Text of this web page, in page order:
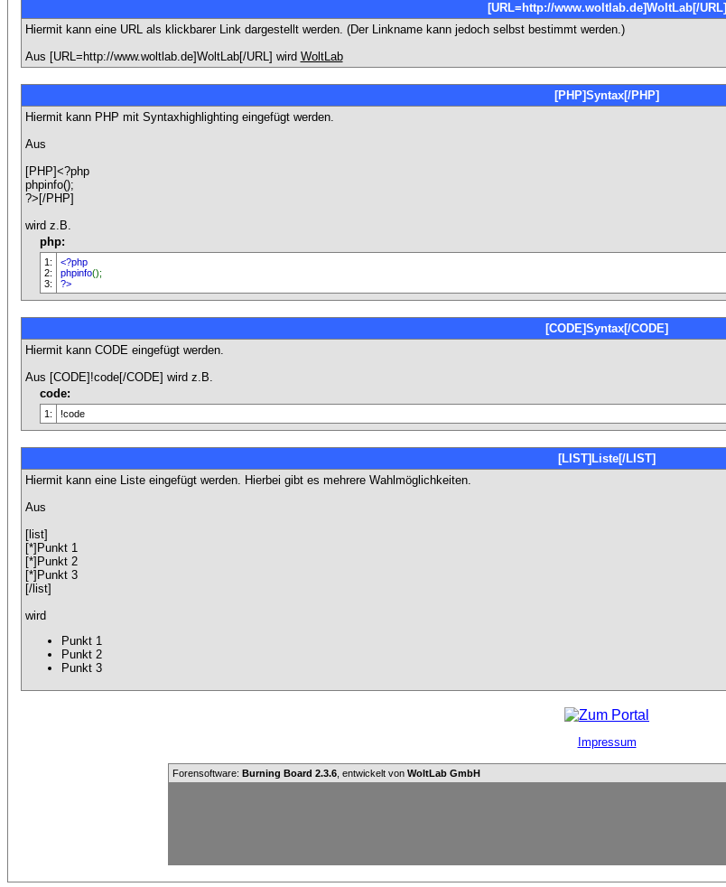
[URL=http://www.woltlab.de]WoltLab[/URL]
Hiermit kann eine URL als klickbarer Link dargestellt werden. (Der Linkname kann jedoch selbst bestimmt werden.)
Aus [URL=http://www.woltlab.de]WoltLab[/URL] wird WoltLab
[PHP]Syntax[/PHP]
Hiermit kann PHP mit Syntaxhighlighting eingefügt werden.
Aus
[PHP]<?php
phpinfo();
?>[/PHP]
wird z.B.
php:
1:
2:
3:
<?php
phpinfo();
?>
[CODE]Syntax[/CODE]
Hiermit kann CODE eingefügt werden.
Aus [CODE]!code[/CODE] wird z.B.
code:
1: !code
[LIST]Liste[/LIST]
Hiermit kann eine Liste eingefügt werden. Hierbei gibt es mehrere Wahlmöglichkeiten.
Aus
[list]
[*]Punkt 1
[*]Punkt 2
[*]Punkt 3
[/list]
wird
Punkt 1
Punkt 2
Punkt 3
Impressum
Forensoftware: Burning Board 2.3.6 , entwickelt von WoltLab GmbH